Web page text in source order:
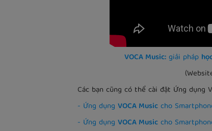
VOCA Music:giải pháp
Các bạn cũng có thể cài đặt Ứng dụng
- Ứng dụng VOCA Musiccho
- Ứng dụng VOCA Musiccho